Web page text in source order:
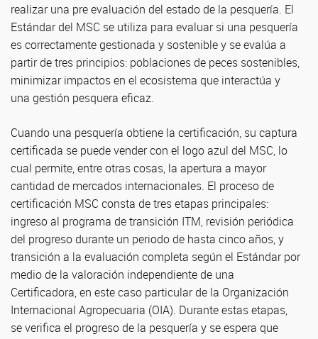
realizar una pre evaluación del estado de la pesquería. El
Estándar del MSC se utiliza para evaluar si una pesquería
es correctamente gestionada y sostenible y se evalúa a
partir de tres principios: poblaciones de peces sostenibles,
minimizar impactos en el ecosistema que interactúa y
una gestión pesquera eficaz.
Cuando una pesquería obtiene la certificación, su captura
certificada se puede vender con el logo azul del MSC, lo
cual permite, entre otras cosas, la apertura a mayor
cantidad de mercados internacionales. El proceso de
certificación MSC consta de tres etapas principales:
ingreso al programa de transición ITM, revisión periódica
del progreso durante un periodo de hasta cinco años, y
transición a la evaluación completa según el Estándar por
medio de la valoración independiente de una
Certificadora, en este caso particular de la Organización
Internacional Agropecuaria (OIA). Durante estas etapas,
se verifica el progreso de la pesquería y se espera que